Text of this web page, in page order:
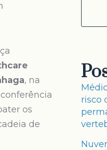
, na
os
de
risco